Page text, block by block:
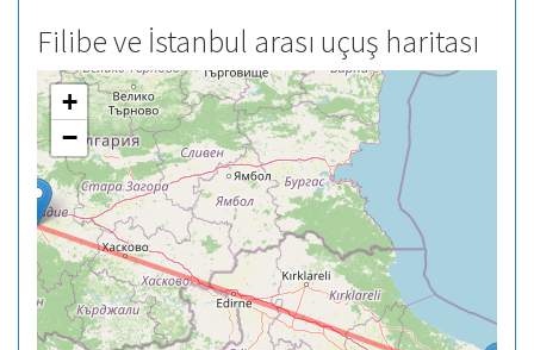
Filibe ve İstanbul arası uçuş haritası
+
−